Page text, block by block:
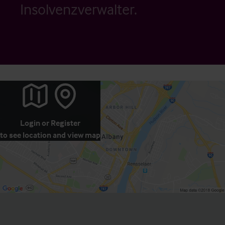
Insolvenzverwalter.
Login or Register
to see location and view map